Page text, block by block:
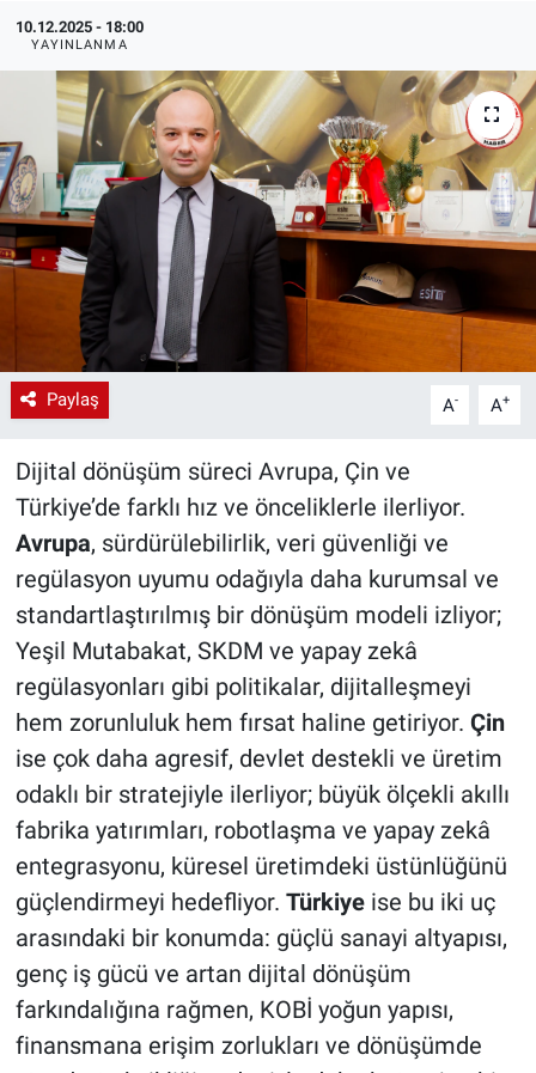
10.12.2025 - 18:00
YAYINLANMA
Paylaş A- A+
Dijital dönüşüm süreci Avrupa, Çin ve
Türkiye’de farklı hız ve önceliklerle ilerliyor.
Avrupa, sürdürülebilirlik, veri güvenliği ve
regülasyon uyumu odağıyla daha kurumsal ve
standartlaştırılmış bir dönüşüm modeli izliyor;
Yeşil Mutabakat, SKDM ve yapay zekâ
regülasyonları gibi politikalar, dijitalleşmeyi
hem zorunluluk hem fırsat haline getiriyor. Çin
ise çok daha agresif, devlet destekli ve üretim
odaklı bir stratejiyle ilerliyor; büyük ölçekli akıllı
fabrika yatırımları, robotlaşma ve yapay zekâ
entegrasyonu, küresel üretimdeki üstünlüğünü
güçlendirmeyi hedefliyor. Türkiyeise bu iki uç
arasındaki bir konumda: güçlü sanayi altyapısı,
genç iş gücü ve artan dijital dönüşüm
farkındalığına rağmen, KOBİ yoğun yapısı,
finansmana erişim zorlukları ve dönüşümde